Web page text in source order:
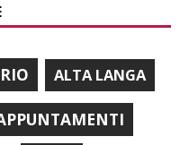
ALTA LANGA